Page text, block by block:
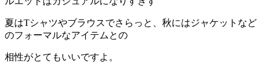
夏はTシャツやブラウスでさらっと、秋にはジャケットなど
のフォーマルなアイテムとの
相性がとてもいいですよ。